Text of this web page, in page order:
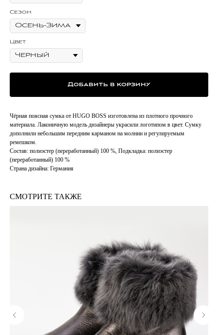
Сезон
Цвет
Добавить в корзину
Чёрная поясная сумка от HUGO BOSS изготовлена из плотного прочного
материала. Лаконичную модель дизайнеры украсили логотипом в цвет. Сумку
дополнили небольшим передним карманом на молнии и регулируемым
ремешком.
Состав: полиэстер (переработанный) 100 %, Подкладка: полиэстер
(переработанный) 100 %
Страна дизайна: Германия
СМОТРИТЕ ТАКЖЕ